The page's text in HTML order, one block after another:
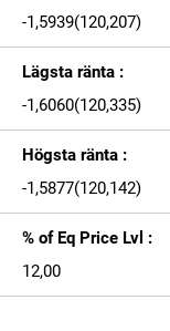
-1,5939(120,207)
Lägsta ränta :
-1,6060(120,335)
Högsta ränta :
-1,5877(120,142)
% of Eq Price Lvl :
12,00